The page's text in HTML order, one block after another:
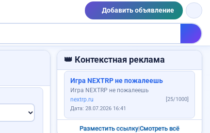
Добавить объявление
👑 Контекстная реклама
Игра NEXTRP не пожалеешь
Игра NEXTRP не пожалеешь
nextrp.ru
[25/1000]
Дата: 28.07.2026 16:41
Разместить ссылку|Смотреть всё